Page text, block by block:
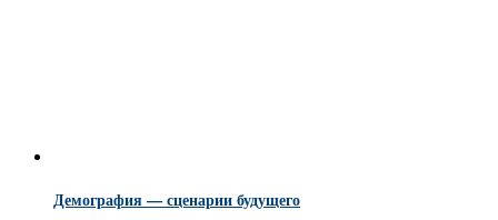
Демография — сценарии будущего